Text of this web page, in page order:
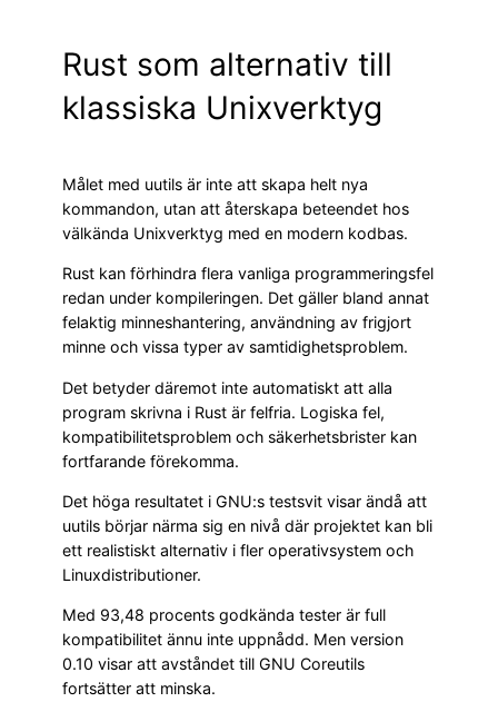
Rust som alternativ till
klassiska Unixverktyg
Målet med uutils är inte att skapa helt nya
kommandon, utan att återskapa beteendet hos
välkända Unixverktyg med en modern kodbas.
Rust kan förhindra flera vanliga programmeringsfel
redan under kompileringen. Det gäller bland annat
felaktig minneshantering, användning av frigjort
minne och vissa typer av samtidighetsproblem.
Det betyder däremot inte automatiskt att alla
program skrivna i Rust är felfria. Logiska fel,
kompatibilitetsproblem och säkerhetsbrister kan
fortfarande förekomma.
Det höga resultatet i GNU:s testsvit visar ändå att
uutils börjar närma sig en nivå där projektet kan bli
ett realistiskt alternativ i fler operativsystem och
Linuxdistributioner.
Med 93,48 procents godkända tester är full
kompatibilitet ännu inte uppnådd. Men version
0.10 visar att avståndet till GNU Coreutils
fortsätter att minska.